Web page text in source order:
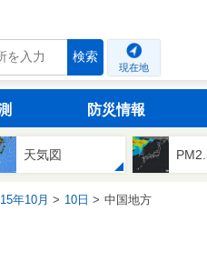
検索
現在地
防災情報
天気図
年10月 10日 中国地方